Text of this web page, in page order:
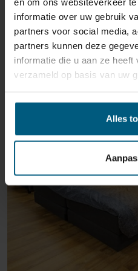
informatie over uw gebruik
partners voor social media,
partners kunnen deze
informatie die u aan ze
verzameld op basis van uw
Alles
ÄHNLICHE